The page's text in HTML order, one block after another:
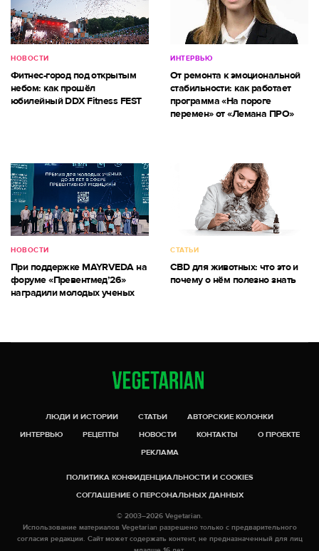
НОВОСТИ
Фитнес-город под открытым
небом: как прошёл
юбилейный DDX Fitness FEST
ИНТЕРВЬЮ
От ремонта к эмоциональной
стабильности: как работает
программа «На пороге
перемен» от «Лемана ПРО»
НОВОСТИ
При поддержке MAYRVEDA на
форуме «Превентмед’26»
наградили молодых ученых
СТАТЬИ
CBD для животных: что это и
почему о нём полезно знать
ЛЮДИ И ИСТОРИИ СТАТЬИ
АВТОРСКИЕ КОЛОНКИ
ИНТЕРВЬЮ
РЕЦЕПТЫ НОВОСТИ КОНТАКТЫ
О ПРОЕКТЕ
РЕКЛАМА
ПОЛИТИКА КОНФИДЕНЦИАЛЬНОСТИ И COOKIES
СОГЛАШЕНИЕ О ПЕРСОНАЛЬНЫХ ДАННЫХ
© 2003–2026 Vegetarian.
Использование материалов Vegetarian разрешено только с предварительного
согласия редакции. Сайт может содержать контент, не предназначенный для лиц